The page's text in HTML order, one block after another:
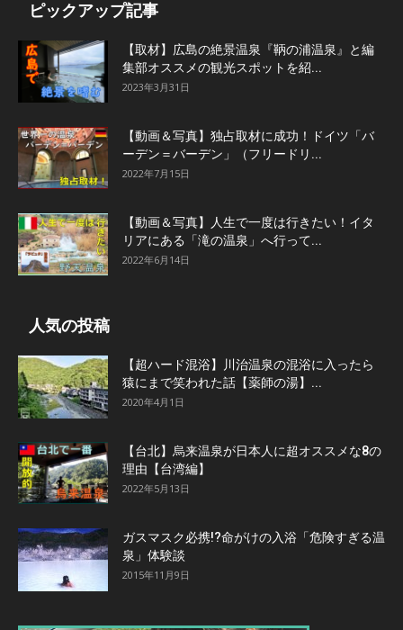
ピックアップ記事
【取材】広島の絶景温泉『鞆の浦温泉』と編
集部オススメの観光スポットを紹...
2023年3月31日
【動画＆写真】独占取材に成功！ドイツ「バ
ーデン＝バーデン」（フリードリ...
2022年7月15日
【動画＆写真】人生で一度は行きたい！イタ
リアにある「滝の温泉」へ行って...
2022年6月14日
人気の投稿
【超ハード混浴】川治温泉の混浴に入ったら
猿にまで笑われた話【薬師の湯】...
2020年4月1日
【台北】烏来温泉が日本人に超オススメな8の
理由【台湾編】
2022年5月13日
ガスマスク必携!?命がけの入浴「危険すぎる温
泉」体験談
2015年11月9日